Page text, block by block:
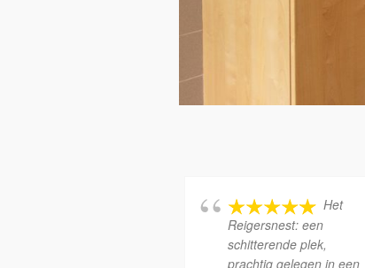
Het
Reigersnest: een
schitterende plek,
prachtig gelegen in een